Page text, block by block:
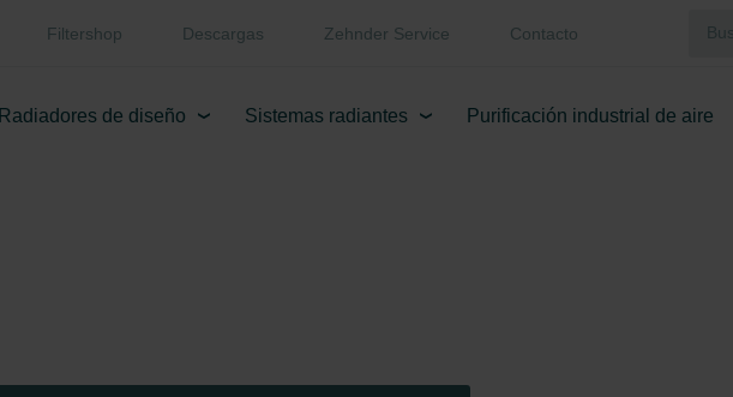
Filtershop Descargas Zehnder Service Contacto
Radiadores de diseño Sistemas radiantes Purificación industrial de aire